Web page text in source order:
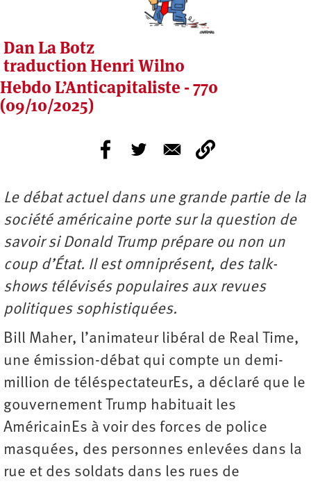
Dan La Botz
traduction Henri Wilno
Hebdo L’Anticapitaliste - 770
(09/10/2025)
Le débat actuel dans une grande partie de la
société américaine porte sur la question de
savoir si Donald Trump prépare ou non un
coup d’État. Il est omniprésent, des talk-
shows télévisés populaires aux revues
politiques sophistiquées.
Bill Maher, l’animateur libéral de Real Time,
une émission-débat qui compte un demi-
million de télé­spectateurEs, a déclaré que le
gouvernement Trump habituait les
AméricainEs à voir des forces de police
masquées, des personnes enlevées dans la
rue et des soldats dans les rues de